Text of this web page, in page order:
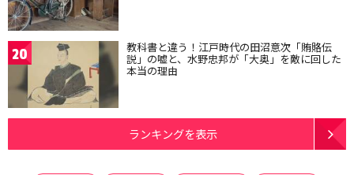
20 教科書と違う！江戸時代の田沼意次「賄賂伝
説」の嘘と、水野忠邦が「大奥」を敵に回した
本当の理由
ランキングを表示